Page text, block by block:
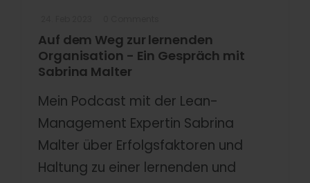
Auf dem Weg zur lernenden
Organisation - Ein Gespräch mit
Sabrina Malter
Mein Podcast mit der Lean-
Management Expertin Sabrina
Malter über Erfolgsfaktoren und
Haltung zu einer lernenden und